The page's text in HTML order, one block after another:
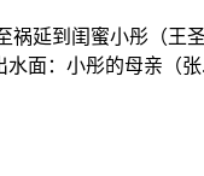
延到闺蜜小彤（王
面：小彤的母亲（张